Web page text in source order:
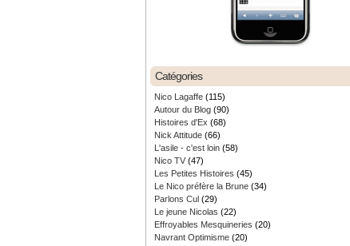
Catégories
Nico Lagaffe (115)
Autour du Blog (90)
Histoires d'Ex (68)
Nick Attitude (66)
L'asile - c'est loin (58)
Nico TV (47)
Les Petites Histoires (45)
Le Nico préfère la Brune (34)
Parlons Cul (29)
Le jeune Nicolas (22)
Effroyables Mesquineries (20)
Navrant Optimisme (20)